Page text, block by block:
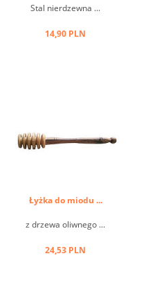
Stal nierdzewna ...
14,90 PLN
Łyżka do miodu ...
z drzewa oliwnego ...
24,53 PLN